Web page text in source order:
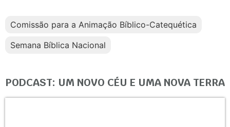
Comissão para a Animação Bíblico-Catequética
Semana Bíblica Nacional
PODCAST: UM NOVO CÉU E UMA NOVA TERRA